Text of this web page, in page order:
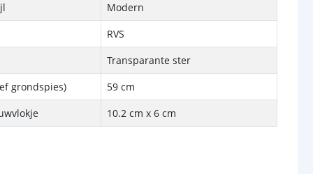
Modern
RVS
Transparante ster
grondspies)
59 cm
10.2 cm x 6 cm